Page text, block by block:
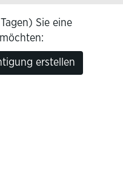
Sie eine
erstellen